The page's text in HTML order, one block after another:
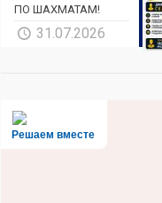
ПО ШАХМАТАМ!
31.07.2026
Решаем вместе